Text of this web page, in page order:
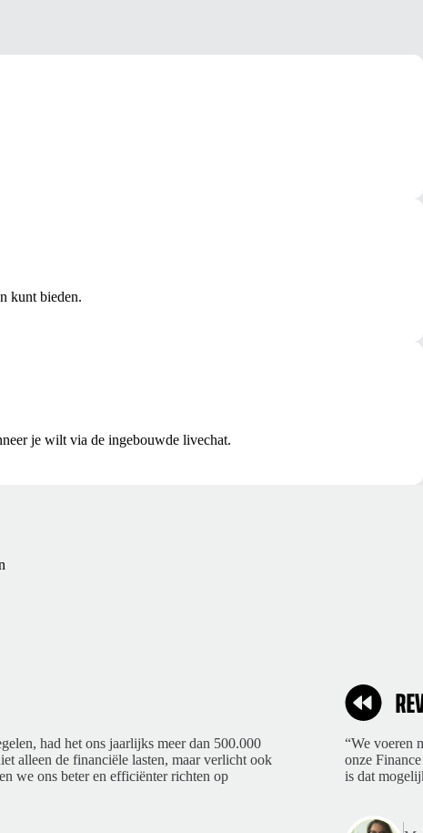
kunt bieden.
je wilt via de ingebouwde livechat.
had het ons jaarlijks meer dan 500.000
alleen de financiële lasten, maar verlicht ook
we ons beter en efficiënter richten op
“We voeren
onze
is dat